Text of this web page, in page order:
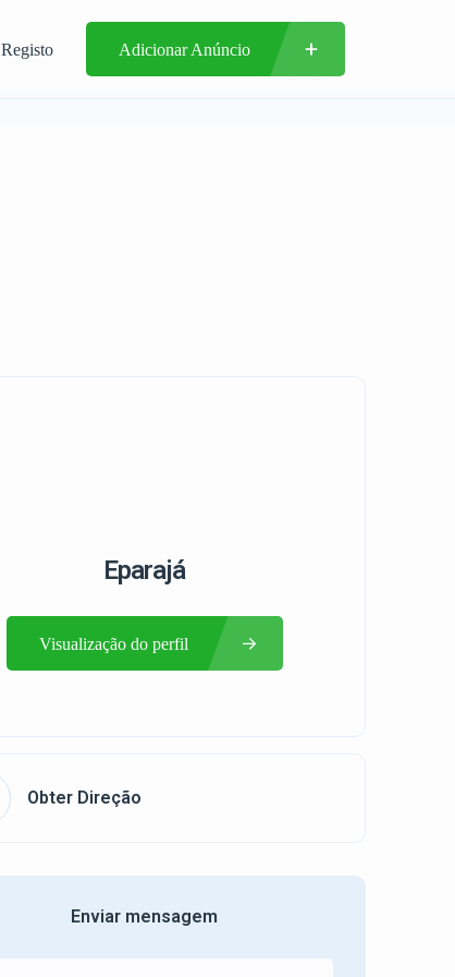
Registo Adicionar Anúncio
Eparajá
Visualização do perfil
Obter Direção
Enviar mensagem